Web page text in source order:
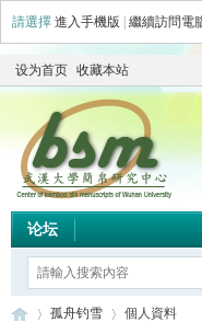
請選擇 進入手機版 繼續訪問電
设为首页 收藏本站
论坛
孤舟钓雪 個人資料